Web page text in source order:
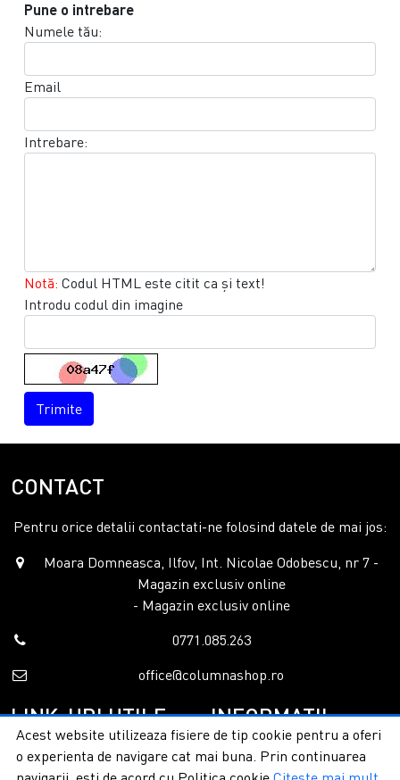
Pune o intrebare
Numele tău:
Email
Intrebare:
Notă: Codul HTML este citit ca şi text!
Introdu codul din imagine
Trimite
CONTACT
Pentru orice detalii contactati-ne folosind datele de mai jos:
Moara Domneasca, Ilfov, Int. Nicolae Odobescu, nr 7 -
Magazin exclusiv online
- Magazin exclusiv online
0771.085.263
office@columnashop.ro
LINK-URI UTILE
Acasa
INFORMATII
Garantie si service
Acest website utilizeaza fisiere de tip cookie pentru a oferi
o experienta de navigare cat mai buna. Prin continuarea